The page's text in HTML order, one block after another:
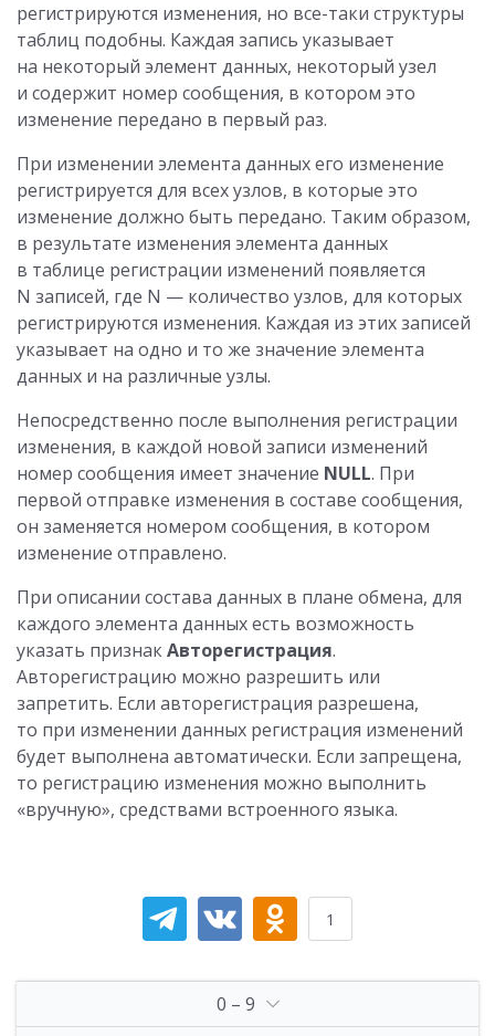
регистрируются изменения, но все-таки структуры
таблиц подобны. Каждая запись указывает
на некоторый элемент данных, некоторый узел
и содержит номер сообщения, в котором это
изменение передано в первый раз.
При изменении элемента данных его изменение
регистрируется для всех узлов, в которые это
изменение должно быть передано. Таким образом,
в результате изменения элемента данных
в таблице регистрации изменений появляется
N записей, где N — количество узлов, для которых
регистрируются изменения. Каждая из этих записей
указывает на одно и то же значение элемента
данных и на различные узлы.
Непосредственно после выполнения регистрации
изменения, в каждой новой записи изменений
номер сообщения имеет значение NULL. При
первой отправке изменения в составе сообщения,
он заменяется номером сообщения, в котором
изменение отправлено.
При описании состава данных в плане обмена, для
каждого элемента данных есть возможность
указать признакАвторегистрация.
Авторегистрацию можно разрешить или
запретить. Если авторегистрация разрешена,
то при изменении данных регистрация изменений
будет выполнена автоматически. Если запрещена,
то регистрацию изменения можно выполнить
«вручную», средствами встроенного языка.
1
0 – 9